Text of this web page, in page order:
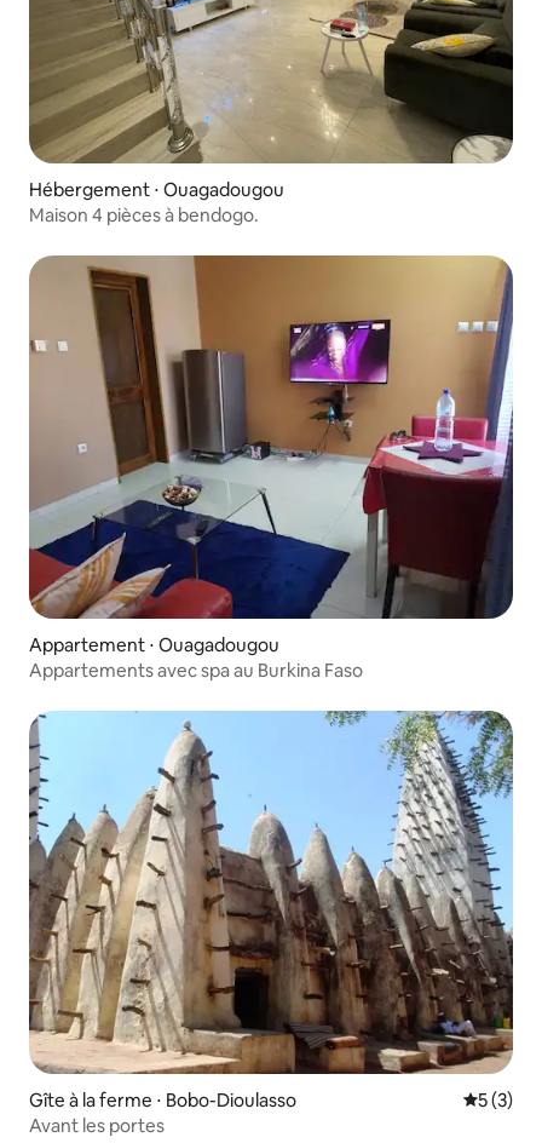
Hébergement ⋅ Ouagadougou
Maison 4 pièces à bendogo.
Appartement ⋅ Ouagadougou
Appartements avec spa au Burkina Faso
Gîte à la ferme ⋅ Bobo-Dioulasso
5 (3)
Avant les portes